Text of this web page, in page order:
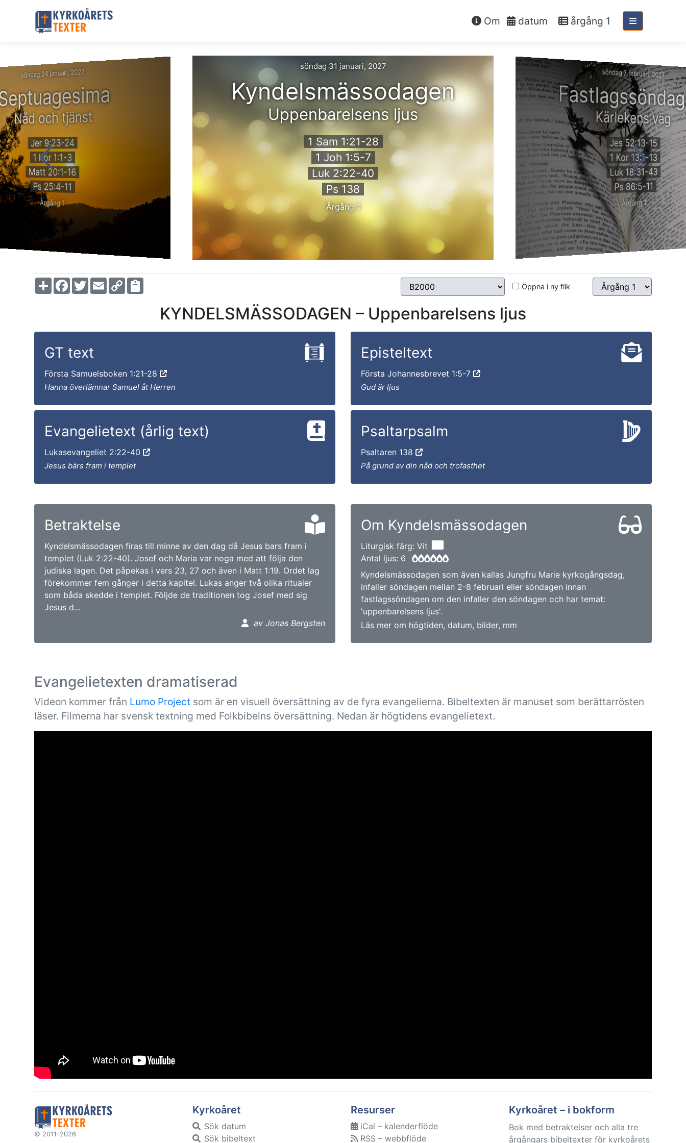
Om datum årgång 1
söndag 24 januari, 2027
Nåd och tjänst
Jer 9:23-24
1 Kor 1:1-3
Matt 20:1-16
Ps 25:4-11
Årgång 1
söndag 31 januari, 2027
Kyndelsmässodagen
Uppenbarelsens ljus
1 Sam 1:21-28
1 Joh 1:5-7
Luk 2:22-40
Ps 138
Årgång 1
söndag 7 februari, 2027
Kärlekens väg
Jes 52:13-15
1 Kor 13:1-13
Luk 18:31-43
Ps 86:5-11
Årgång 1
ShareFacebook
TwitterEmailCopy
Link Öppna i ny flik
KYNDELSMÄSSODAGEN – Uppenbarelsens ljus
GT text
Första Samuelsboken 1:21-28
Hanna överlämnar Samuel åt Herren
Episteltext
Första Johannesbrevet 1:5-7
Gud är ljus
Evangelietext (årlig text)
Lukasevangeliet 2:22-40
Jesus bärs fram i templet
Psaltarpsalm
Psaltaren 138
På grund av din nåd och trofasthet
Betraktelse
Kyndelsmässodagen firas till minne av den dag då Jesus bars fram i
templet (Luk 2:22-40). Josef och Maria var noga med att följa den
judiska lagen. Det påpekas i vers 23, 27 och även i Matt 1:19. Ordet lag
förekommer fem gånger i detta kapitel. Lukas anger två olika ritualer
som båda skedde i templet. Följde de traditionen tog Josef med sig
Jesus d...
av Jonas Bergsten
Om Kyndelsmässodagen
Liturgisk färg: Vit
Antal ljus: 6
Kyndelsmässodagen som även kallas Jungfru Marie kyrkogångsdag,
infaller söndagen mellan 2-8 februari eller söndagen innan
fastlagssöndagen om den infaller den söndagen och har temat:
'uppenbarelsens ljus'.
Läs mer om högtiden, datum, bilder, mm
Evangelietexten dramatiserad
Videon kommer från Lumo Project som är en visuell översättning av de fyra evangelierna. Bibeltexten är manuset som berättarrösten
läser. Filmerna har svensk textning med Folkbibelns översättning. Nedan är högtidens evangelietext.
© 2011-2026
Kyrkoåret
Sök datum
Sök bibeltext
Resurser
iCal – kalenderflöde
RSS – webbflöde
Kyrkoåret – i bokform
Bok med betraktelser och alla tre
årgångars bibeltexter för kyrkoårets